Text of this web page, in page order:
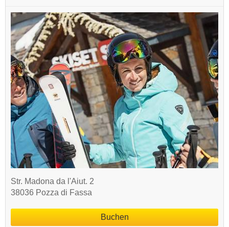
Str. Madona da l'Aiut. 2
38036 Pozza di Fassa
Buchen